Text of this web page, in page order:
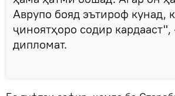
Аврупо бояд эътироф кунад,
ҷиноятҳоро содир кардааст",
дипломат.